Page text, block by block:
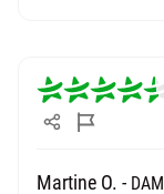
Martine O. -